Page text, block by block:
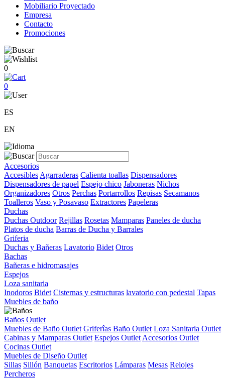
Mobiliario Proyectado
Empresa
Contacto
Promociones
0
0
ES
EN
Accesorios
Accesibles Agarraderas Calienta toallas Dispensadores
Dispensadores de papel Espejo chico Jaboneras Nichos
Organizadores Otros Perchas Portarrollos Repisas Secamanos
Toalleros Vaso y Posavaso Extractores Papeleras
Duchas
Duchas Outdoor Rejillas Rosetas Mamparas Paneles de ducha
Platos de ducha Barras de Ducha y Barrales
Griferia
Duchas y Bañeras Lavatorio Bidet Otros
Bachas
Bañeras e hidromasajes
Espejos
Loza sanitaria
Inodoros Bidet Cisternas y estructuras lavatorio con pedestal Tapas
Muebles de baño
Baños Outlet
Muebles de Baño Outlet Griferîas Baño Outlet Loza Sanitaria Outlet
Cabinas y Mamparas Outlet Espejos Outlet Accesorios Outlet
Cocinas Outlet
Muebles de Diseño Outlet
Sillas Sillón Banquetas Escritorios Lámparas Mesas Relojes
Percheros